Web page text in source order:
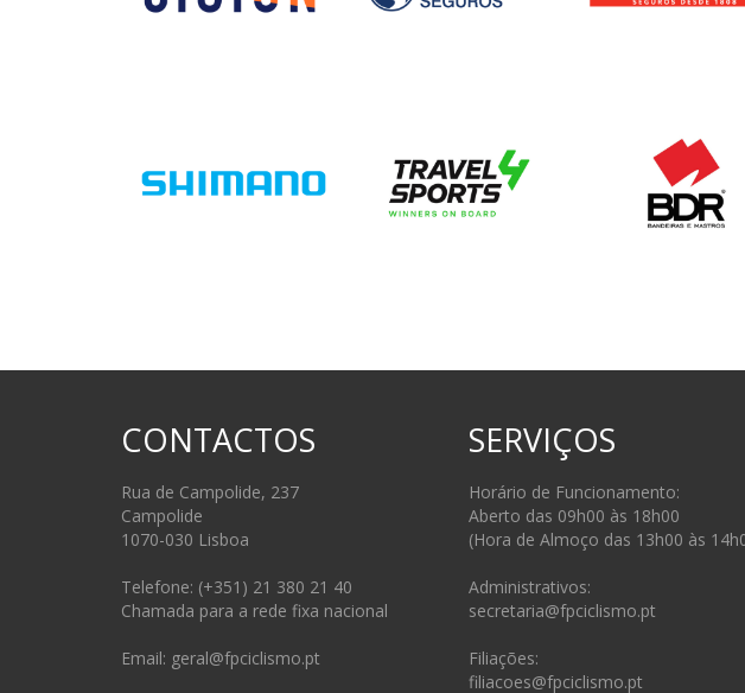
CONTACTOS
Rua de Campolide, 237
Campolide
1070-030 Lisboa
Telefone: (+351) 21 380 21 40
Chamada para a rede fixa nacional
Email: geral@fpciclismo.pt
SERVIÇOS
Horário de Funcionamento:
Aberto das 09h00 às 18h00
(Hora de Almoço das 13h00 às
Administrativos:
secretaria@fpciclismo.pt
Filiações:
filiacoes@fpciclismo.pt